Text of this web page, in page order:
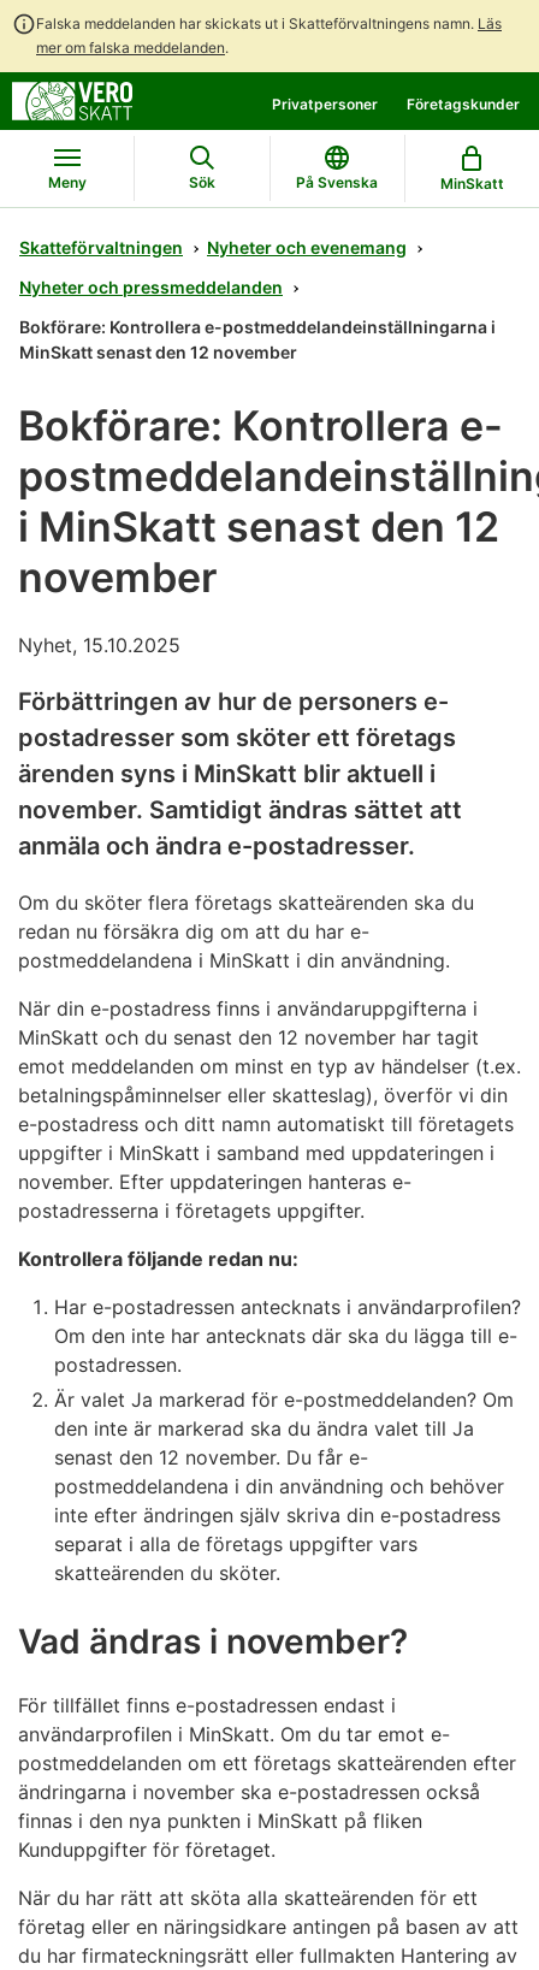
Falska meddelanden har skickats ut i Skatteförvaltningens namn. Läs
mer om falska meddelanden.
direkt
till
innehållet
till
hela
webbplatsens
sökning
Privatpersoner Företagskunder
Meny Sök På Svenska MinSkatt
Skatteförvaltningen
Nyheter och evenemang
Nyheter och pressmeddelanden
Bokförare: Kontrollera e-postmeddelandeinställningarna i
MinSkatt senast den 12 november
Bokförare: Kontrollera e-
i MinSkatt senast den 12
november
Nyhet, 15.10.2025
Förbättringen av hur de personers e-
postadresser som sköter ett företags
ärenden syns i MinSkatt blir aktuell i
november. Samtidigt ändras sättet att
anmäla och ändra e-postadresser.
Om du sköter flera företags skatteärenden ska du
redan nu försäkra dig om att du har e-
postmeddelandena i MinSkatt i din användning.
När din e-postadress finns i användaruppgifterna i
MinSkatt och du senast den 12 november har tagit
emot meddelanden om minst en typ av händelser (t.ex.
betalningspåminnelser eller skatteslag), överför vi din
e-postadress och ditt namn automatiskt till företagets
uppgifter i MinSkatt i samband med uppdateringen i
november. Efter uppdateringen hanteras e-
postadresserna i företagets uppgifter.
Kontrollera följande redan nu:
Har e-postadressen antecknats i användarprofilen?
Om den inte har antecknats där ska du lägga till e-
postadressen.
Är valet Ja markerad för e-postmeddelanden? Om
den inte är markerad ska du ändra valet till Ja
senast den 12 november. Du får e-
postmeddelandena i din användning och behöver
inte efter ändringen själv skriva din e-postadress
separat i alla de företags uppgifter vars
skatteärenden du sköter.
Vad ändras i november?
För tillfället finns e-postadressen endast i
användarprofilen i MinSkatt. Om du tar emot e-
postmeddelanden om ett företags skatteärenden efter
ändringarna i november ska e-postadressen också
finnas i den nya punkten i MinSkatt på fliken
Kunduppgifter för företaget.
När du har rätt att sköta alla skatteärenden för ett
företag eller en näringsidkare antingen på basen av att
du har firmateckningsrätt eller fullmakten Hantering av